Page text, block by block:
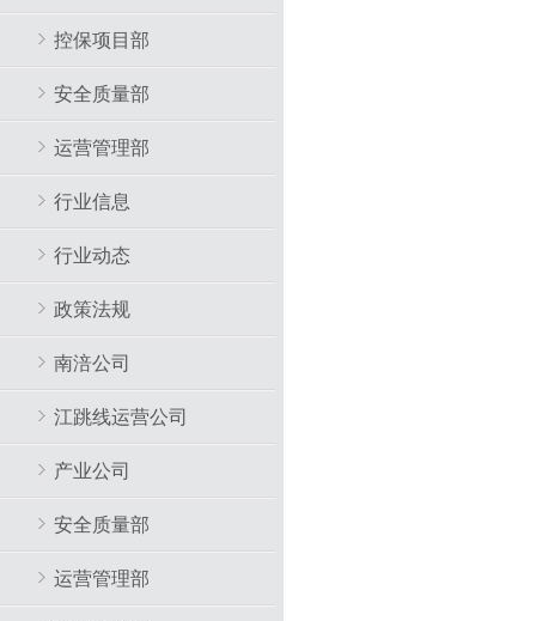
控保项目部
安全质量部
运营管理部
行业信息
行业动态
政策法规
南涪公司
江跳线运营公司
产业公司
安全质量部
运营管理部